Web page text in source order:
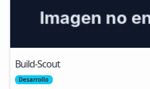
Build-Scout
Desarrollo